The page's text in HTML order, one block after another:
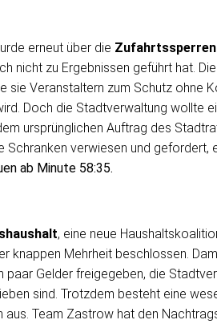
erneut über die
nicht zu Ergebnissen geführt hat.
sie Veranstaltern zum Schutz ohne
Doch die Stadtverwaltung wollte
ursprünglichen Auftrag des
Schranken verwiesen und gefordert,
ab Minute 58:35.
, eine neue
knappen Mehrheit beschlossen.
Gelder freigegeben, die
sind. Trotzdem besteht eine
Team Zastrow hat den